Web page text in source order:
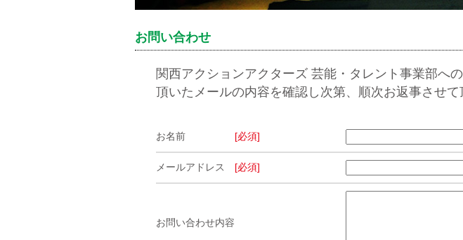
お問い合わせ
関西アクションアクターズ 芸能・タレント事業部へ
頂いたメールの内容を確認し次第、順次お返事させて
お名前 [必須]
メールアドレス [必須]
お問い合わせ内容